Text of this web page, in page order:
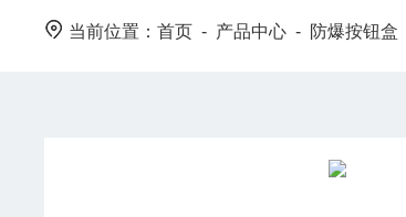
当前位置：首页 - 产品中心 - 防爆按钮盒